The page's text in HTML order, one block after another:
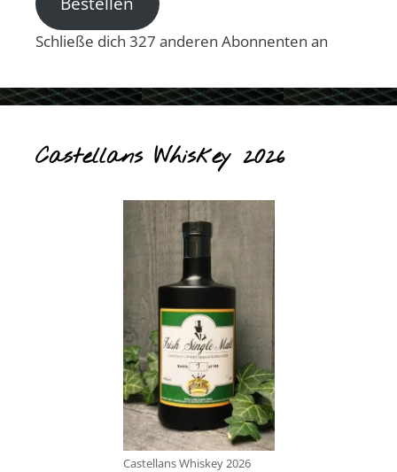
Schließe dich 327 anderen Abonnenten an
Castellans Whiskey 2026
Castellans Whiskey 2026